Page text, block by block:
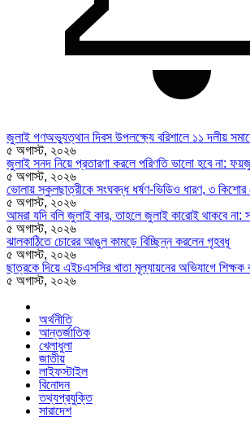
জুলাই গণঅভ্যুত্থান দিবস উপলক্ষ্যে বরিশালে ১১ দলীয়
৫ অগাস্ট, ২০২৬
জুলাই সনদ নিয়ে প্রতারণা করলে পরিণতি ভালো হবে না:
৫ অগাস্ট, ২০২৬
ভোলায় স্কুলছাত্রীকে সংঘবদ্ধ ধর্ষণ-ভিডিও ধারণ, ৩ কিশোর
৫ অগাস্ট, ২০২৬
আমরা যদি বলি জুলাই কার, তাহলে জুলাই কারোই থাকবে না:
৫ অগাস্ট, ২০২৬
ঝালকাঠিতে চোরের আঙুল কামড়ে বিচ্ছিন্ন করলেন গৃহবধূ
৫ অগাস্ট, ২০২৬
ছাত্রকে দিয়ে এইচএসসির খাতা মূল্যায়নের অভিযাগে শিক্ষক
৫ অগাস্ট, ২০২৬
অর্থনীতি
আন্তর্জাতিক
খেলাধুলা
জাতীয়
লাইফস্টাইল
বিনোদন
তথ্যপ্রযুক্তি
সারাদেশ